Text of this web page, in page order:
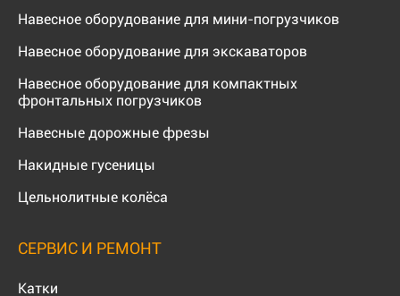
Навесное оборудование для мини-погрузчиков
Навесное оборудование для экскаваторов
Навесное оборудование для компактных
фронтальных погрузчиков
Навесные дорожные фрезы
Накидные гусеницы
Цельнолитные колёса
СЕРВИС И РЕМОНТ
Катки